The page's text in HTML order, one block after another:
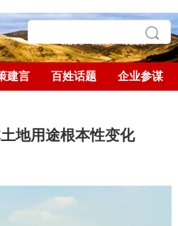
建言 百姓话题 企业参谋
地用途根本性变化